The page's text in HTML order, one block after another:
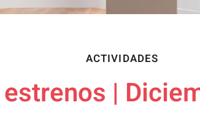
ACTIVIDADES
|